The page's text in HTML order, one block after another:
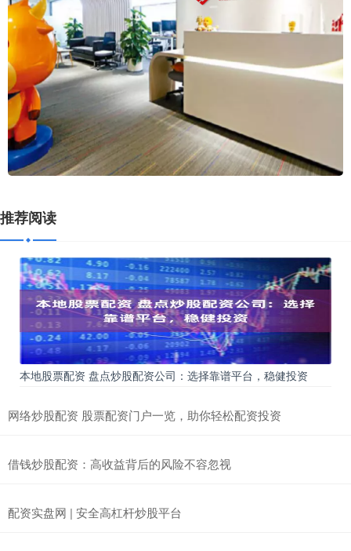
推荐阅读
本地股票配资 盘点炒股配资公司：选择靠谱平台，稳健投资
网络炒股配资 股票配资门户一览，助你轻松配资投资
借钱炒股配资：高收益背后的风险不容忽视
配资实盘网 | 安全高杠杆炒股平台